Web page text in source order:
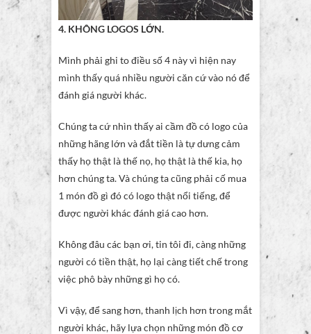
4. KHÔNG LOGOS LỚN.
Mình phải ghi to điều số 4 này vì hiện nay
mình thấy quá nhiều người căn cứ vào nó để
đánh giá người khác.
Chúng ta cứ nhìn thấy ai cầm đồ có logo của
những hãng lớn và đắt tiền là tự dưng cảm
thấy họ thật là thế nọ, họ thật là thế kia, họ
hơn chúng ta. Và chúng ta cũng phải cố mua
1 món đồ gì đó có logo thật nổi tiếng, để
được người khác đánh giá cao hơn.
Không đâu các bạn ơi, tin tôi đi, càng những
người có tiền thật, họ lại càng tiết chế trong
việc phô bày những gì họ có.
Vì vậy, để sang hơn, thanh lịch hơn trong mắt
người khác, hãy lựa chọn những món đồ cơ